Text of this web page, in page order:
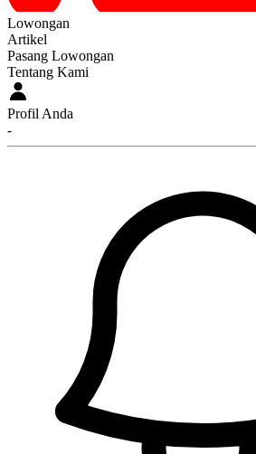
Lowongan
Artikel
Pasang Lowongan
Tentang Kami
Profil Anda
-